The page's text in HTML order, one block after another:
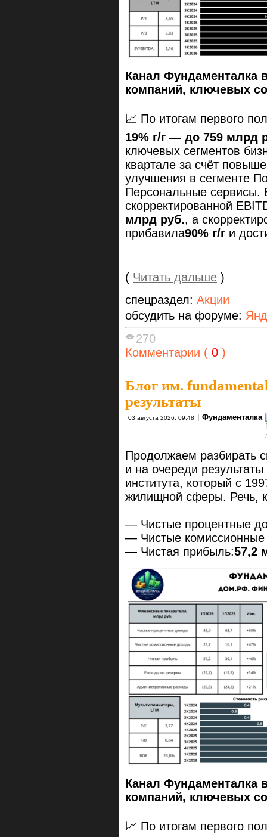
Канал Фундаменталка
компаний, ключевых
📈 По итогам первого
19% г/г — до 759 млрд
ключевых сегментов
квартале за счёт
улучшения в сегменте
Персональные сервисы.
скорректированной
млрд руб., а
прибавила90% г/г и
( Читать дальше )
спецраздел: Акции
обсудить на форуме:
270
Комментарии ( 0 )
Блог им.
результаты
03 августа 2026, 09:48 | Фундаменталка
Продолжаем разбирать
и на очереди
института, который с
жилищной сферы. Речь,
— Чистые процентные
— Чистые
— Чистая прибыль:57,2
Канал Фундаменталка
компаний, ключевых
📈 По итогам первого